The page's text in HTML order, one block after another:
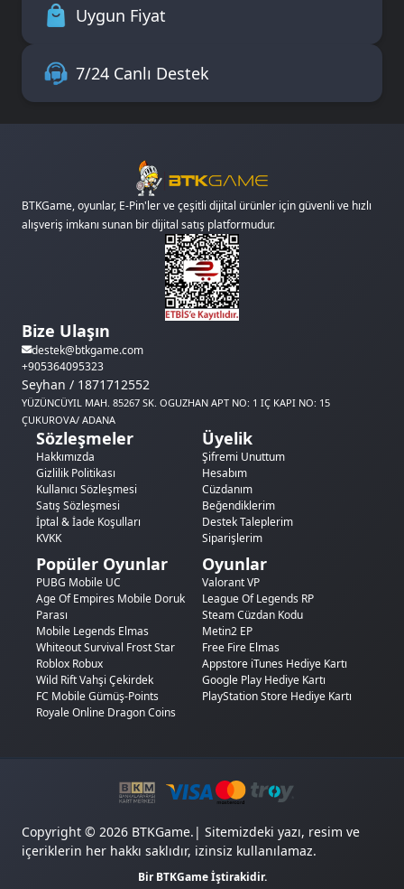
Uygun Fiyat
7/24 Canlı Destek
BTKGame, oyunlar, E-Pin'ler ve çeşitli dijital ürünler için güvenli ve hızlı
alışveriş imkanı sunan bir dijital satış platformudur.
Bize Ulaşın
destek@btkgame.com
+905364095323
Seyhan / 1871712552
YÜZÜNCÜYIL MAH. 85267 SK. OGUZHAN APT NO: 1 IÇ KAPI NO: 15
ÇUKUROVA/ ADANA
Sözleşmeler
Hakkımızda
Gizlilik Politikası
Kullanıcı Sözleşmesi
Satış Sözleşmesi
İptal & İade Koşulları
KVKK
Üyelik
Şifremi Unuttum
Hesabım
Cüzdanım
Beğendiklerim
Destek Taleplerim
Siparişlerim
Popüler Oyunlar
PUBG Mobile UC
Age Of Empires Mobile Doruk
Parası
Mobile Legends Elmas
Whiteout Survival Frost Star
Roblox Robux
Wild Rift Vahşi Çekirdek
FC Mobile Gümüş-Points
Royale Online Dragon Coins
Oyunlar
Valorant VP
League Of Legends RP
Steam Cüzdan Kodu
Metin2 EP
Free Fire Elmas
Appstore iTunes Hediye Kartı
Google Play Hediye Kartı
PlayStation Store Hediye Kartı
Copyright © 2026 BTKGame.| Sitemizdeki yazı, resim ve
içeriklerin her hakkı saklıdır, izinsiz kullanılamaz.
Bir BTKGame İştirakidir.